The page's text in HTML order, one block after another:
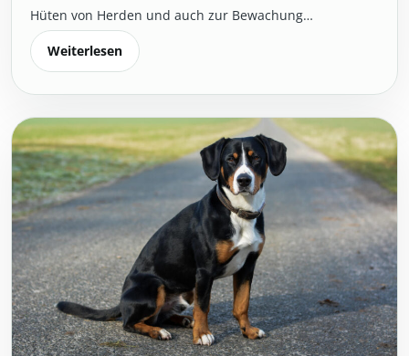
Hüten von Herden und auch zur Bewachung…
Weiterlesen